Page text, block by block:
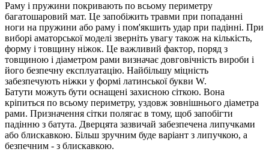
Раму і пружини покривають по всьому периметру
багатошаровий мат. Це запобіжить травми при попаданні
ноги на пружини або раму і пом'якшить удар при падінні. При
виборі аматорської моделі зверніть увагу також на кількість,
форму і товщину ніжок. Це важливий фактор, поряд з
товщиною і діаметром рами визначає довговічність вироби і
його безпечну експлуатацію. Найбільшу міцність
забезпечують ніжки у формі латинської букви W.
Батути можуть бути оснащені захисною сіткою. Вона
кріпиться по всьому периметру, уздовж зовнішнього діаметра
рами. Призначення сітки полягає в тому, щоб запобігти
падінню з батута. Дверцята зазвичай забезпечена липучками
або блискавкою. Більш зручним буде варіант з липучкою, а
безпечним - з блискавкою.